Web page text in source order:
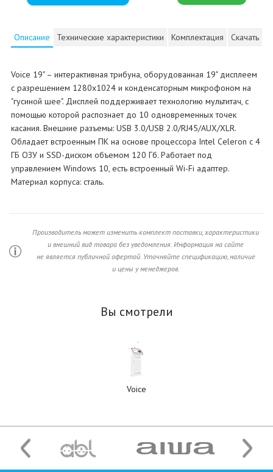
Описание Технические характеристики Комплектация Скачать
Voice 19" – интерактивная трибуна, оборудованная 19" дисплеем
с разрешением 1280х1024 и конденсаторным микрофоном на
"гусиной шее". Дисплей поддерживает технологию мультитач, с
помощью которой распознает до 10 одновременных точек
касания. Внешние разъемы: USB 3.0/USB 2.0/RJ45/AUX/XLR.
Обладает встроенным ПК на основе процессора Intel Celeron с 4
ГБ ОЗУ и SSD-диском объемом 120 Гб. Работает под
управлением Windows 10, есть встроенный Wi-Fi адаптер.
Материал корпуса: сталь.
Производитель может изменить комплект поставки, характеристики
и внешний вид товара без уведомления. Информация на сайте
не является публичной офертой. Уточняйте спецификацию, наличие
и цены у менеджеров.
Вы смотрели
Voice